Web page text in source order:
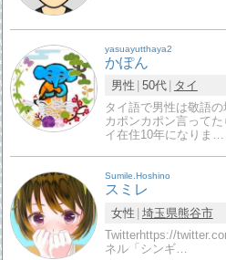
yasuayutthaya2
かぽん
男性 50代
タイ
タイ語で男性は敬語
カポンカポン言って
イ在住10年になりま…
Sumile.Hoshino
スミレ
女性 埼玉県熊谷市
Twitterhttps://
ネル「シンギ…